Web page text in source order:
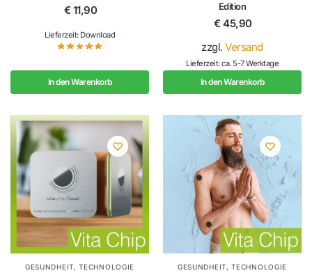
€11,90
Lieferzeit: Download
In den Warenkorb
Edition
€45,90
zzgl.Versand
Lieferzeit: ca. 5-7 Werktage
In den Warenkorb
GESUNDHEIT,TECHNOLOGIE GESUNDHEIT,TECHNOLOGIE